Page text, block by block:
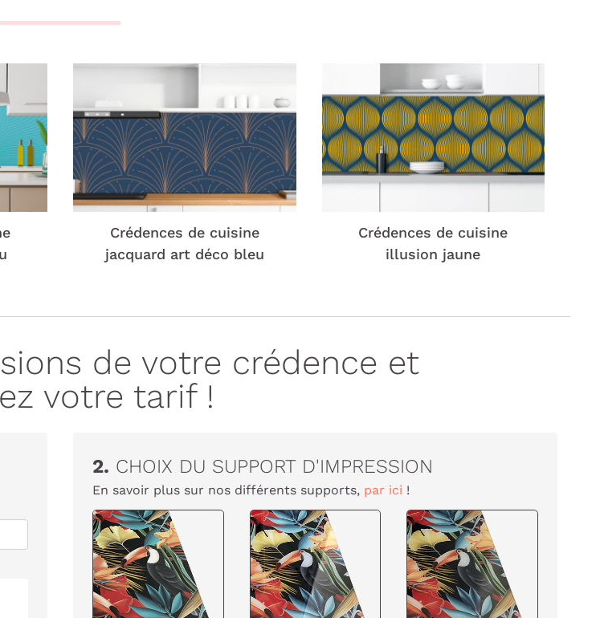
Crédences de cuisine
jacquard art déco bleu
Crédences de cuisine
illusion jaune
de votre crédence et
votre tarif !
2. CHOIX DU SUPPORT D'IMPRESSION
En savoir plus sur nos différents supports, par ici !